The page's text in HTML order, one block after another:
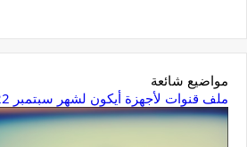
مواضيع شائعة
ملف قنوات لأجهزة أيكون لشهر سبتمبر 2022 Icone